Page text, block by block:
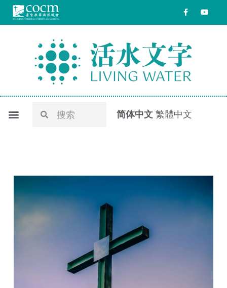
F
a
o
o
k
f
Y
o
SearchSearch
简体中文 繁體中文